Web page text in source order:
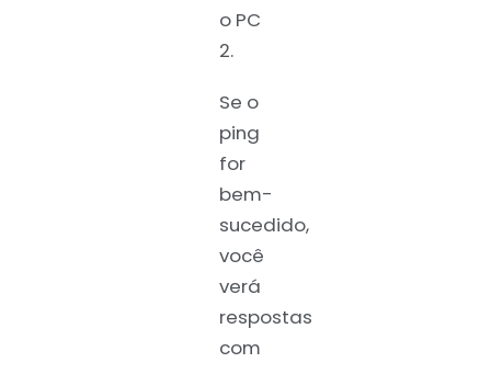
o PC
2.
Se o
ping
for
bem-
sucedido,
você
verá
respostas
com